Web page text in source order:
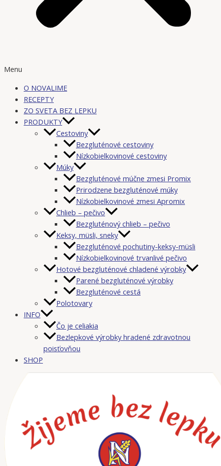
Menu
O NOVALIME
RECEPTY
ZO SVETA BEZ LEPKU
PRODUKTY
Cestoviny
Bezgluténové cestoviny
Nízkobielkovinové cestoviny
Múky
Bezgluténové múčne zmesi Promix
Prirodzene bezgluténové múky
Nízkobielkovinové zmesi Apromix
Chlieb – pečivo
Bezgluténový chlieb – pečivo
Keksy, müsli, sneky
Bezgluténové pochutiny-keksy-müsli
Nízkobielkovinové trvanlivé pečivo
Hotové bezgluténové chladené výrobky
Parené bezgluténové výrobky
Bezgluténové cestá
Polotovary
INFO
Čo je celiakia
Bezlepkové výrobky hradené zdravotnou
poisťovňou
SHOP